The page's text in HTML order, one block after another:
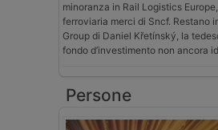
minoranza in Rail Logistics
ferroviaria merci di Sncf. Restano
Group di Daniel Křetínský, la
fondo d’investimento non ancora
Persone